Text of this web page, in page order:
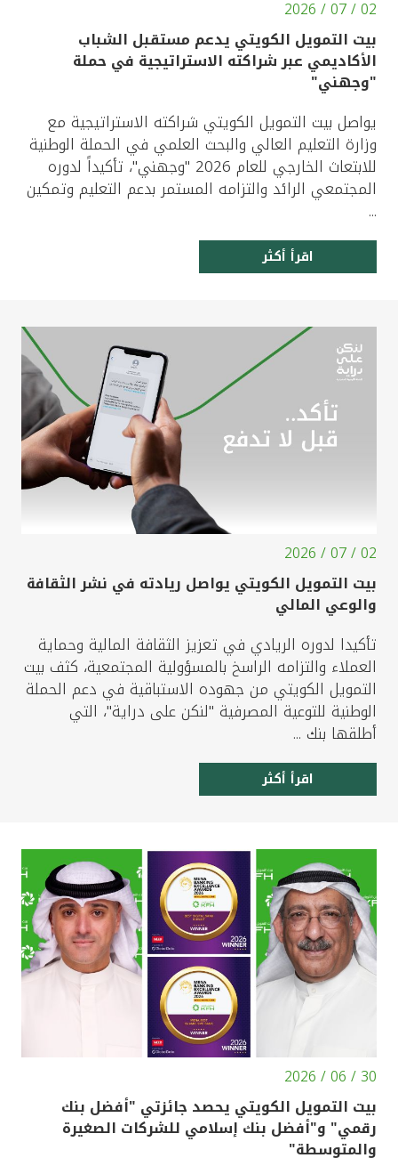
02 / 07 / 2026
بيت التمويل الكويتي يدعم مستقبل الشباب
الأكاديمي عبر شراكته الاستراتيجية في حملة
"وجهني"
يواصل بيت التمويل الكويتي شراكته الاستراتيجية مع
وزارة التعليم العالي والبحث العلمي في الحملة الوطنية
للابتعاث الخارجي للعام 2026 "وجهني"، تأكيداً لدوره
المجتمعي الرائد والتزامه المستمر بدعم التعليم وتمكين
...
اقرأ أكثر
02 / 07 / 2026
بيت التمويل الكويتي يواصل ريادته في نشر الثقافة
والوعي المالي
تأكيدا لدوره الريادي في تعزيز الثقافة المالية وحماية
العملاء والتزامه الراسخ بالمسؤولية المجتمعية، كثف بيت
التمويل الكويتي من جهوده الاستباقية في دعم الحملة
الوطنية للتوعية المصرفية "لنكن على دراية"، التي
أطلقها بنك ...
اقرأ أكثر
30 / 06 / 2026
بيت التمويل الكويتي يحصد جائزتي "أفضل بنك
رقمي" و"أفضل بنك إسلامي للشركات الصغيرة
والمتوسطة"